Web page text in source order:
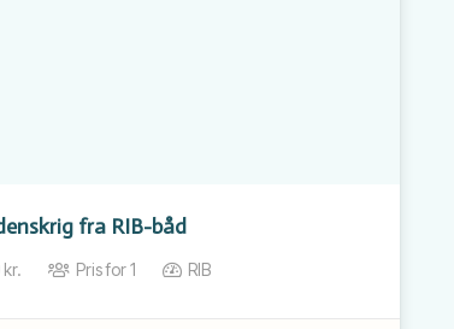
fra RIB-båd
kr. Pris for1 RIB